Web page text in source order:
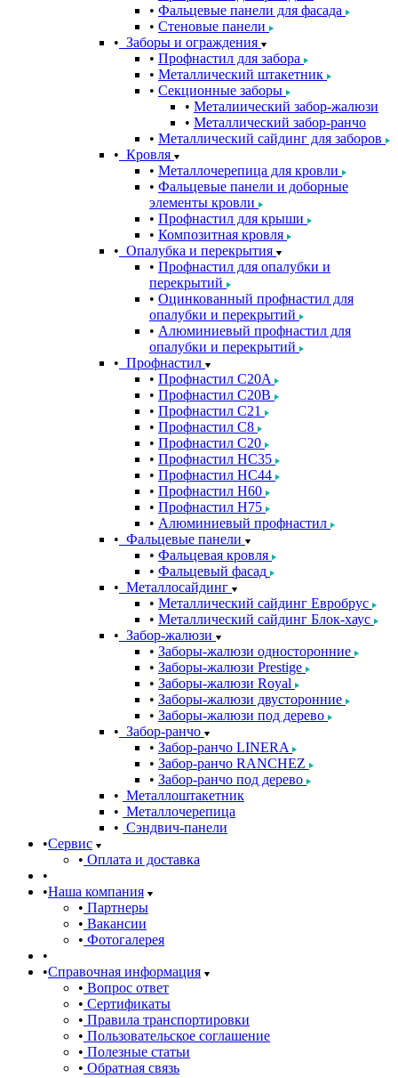
Фальцевые панели для фасада
Стеновые панели
Заборы и ограждения
Профнастил для забора
Металлический штакетник
Секционные заборы
Металиический забор-жалюзи
Металлический забор-ранчо
Металлический сайдинг для заборов
Кровля
Металлочерепица для кровли
Фальцевые панели и доборные
элементы кровли
Профнастил для крыши
Композитная кровля
Опалубка и перекрытия
Профнастил для опалубки и
перекрытий
Оцинкованный профнастил для
опалубки и перекрытий
Алюминиевый профнастил для
опалубки и перекрытий
Профнастил
Профнастил С20A
Профнастил С20B
Профнастил С21
Профнастил С8
Профнастил С20
Профнастил НС35
Профнастил НС44
Профнастил Н60
Профнастил Н75
Алюминиевый профнастил
Фальцевые панели
Фальцевая кровля
Фальцевый фасад
Металлосайдинг
Металлический сайдинг Евробрус
Металлический сайдинг Блок-хаус
Забор-жалюзи
Заборы-жалюзи односторонние
Заборы-жалюзи Prestige
Заборы-жалюзи Royal
Заборы-жалюзи двусторонние
Заборы-жалюзи под дерево
Забор-ранчо
Забор-ранчо LINERA
Забор-ранчо RANCHEZ
Забор-ранчо под дерево
Металлоштакетник
Металлочерепица
Сэндвич-панели
Сервис
Оплата и доставка
Наша компания
Партнеры
Вакансии
Фотогалерея
Справочная информация
Вопрос ответ
Сертификаты
Правила транспортировки
Пользовательское соглашение
Полезные статьи
Обратная связь